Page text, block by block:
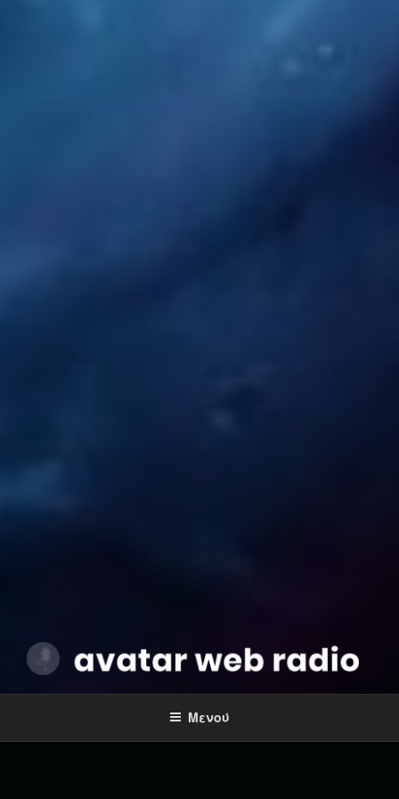
AVATAR WEB RADIO
Music 24/7
Μενού